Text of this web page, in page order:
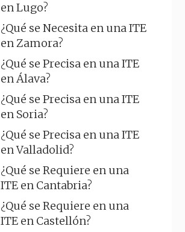
en Lugo?
¿Qué se Necesita en una ITE
en Zamora?
¿Qué se Precisa en una ITE
en Álava?
¿Qué se Precisa en una ITE
en Soria?
¿Qué se Precisa en una ITE
en Valladolid?
¿Qué se Requiere en una
ITE en Cantabria?
¿Qué se Requiere en una
ITE en Castellón?